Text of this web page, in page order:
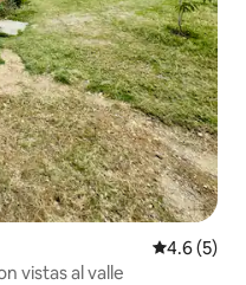
4.6 (5)
vistas al valle